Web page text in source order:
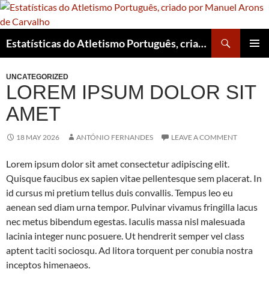
Skip
to
Estatísticas do Atletismo Português, criado por Manuel Arons de Carvalho
UNCATEGORIZED
LOREM IPSUM DOLOR SIT
AMET
18 MAY 2026 ANTÓNIO FERNANDES LEAVE A COMMENT
Lorem ipsum dolor sit amet consectetur adipiscing elit.
Quisque faucibus ex sapien vitae pellentesque sem placerat. In
id cursus mi pretium tellus duis convallis. Tempus leo eu
aenean sed diam urna tempor. Pulvinar vivamus fringilla lacus
nec metus bibendum egestas. Iaculis massa nisl malesuada
lacinia integer nunc posuere. Ut hendrerit semper vel class
aptent taciti sociosqu. Ad litora torquent per conubia nostra
inceptos himenaeos.